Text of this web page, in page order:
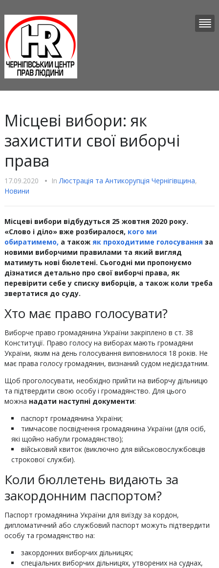
Місцеві вибори: як
захистити свої виборчі
права
17.09.2020 • InЛюстрацiя та Антикорупцiя Чернігівщина,
Новини
Місцеві вибори відбудуться 25 жовтня 2020 року.
«Слово і діло» вже розбиралося, кого ми
обиратимемо, а також як проходитиме голосування за
новими виборчими правилами та який вигляд
матимуть нові бюлетені. Сьогодні ми пропонуємо
дізнатися детально про свої виборчі права, як
перевірити себе у списку виборців, а також коли треба
звертатися до суду.
Хто має право голосувати?
Виборче право громадянина України закріплено в ст. 38
Конституції. Право голосу на виборах мають громадяни
України, яким на день голосування виповнилося 18 років. Не
має права голосу громадянин, визнаний судом недієздатним.
Щоб проголосувати, необхідно прийти на виборчу дільницю
та підтвердити свою особу і громадянство. Для цього
можна надати наступні документи:
паспорт громадянина України;
тимчасове посвідчення громадянина України (для осіб,
які щойно набули громадянство);
військовий квиток (виключно для військовослужбовців
строкової служби).
Коли бюллетень видають за
закордонним паспортом?
Паспорт громадянина України для виїзду за кордон,
дипломатичний або службовий паспорт можуть підтвердити
особу та громадянство на:
закордонних виборчих дільницях;
спеціальних виборчих дільницях, утворених на суднах,